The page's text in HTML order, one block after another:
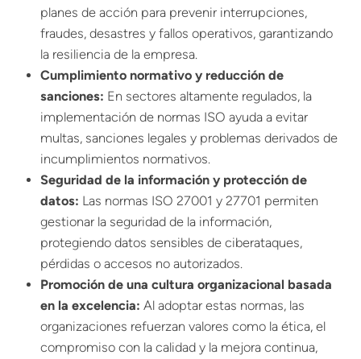
planes de acción para prevenir interrupciones,
fraudes, desastres y fallos operativos, garantizando
la resiliencia de la empresa.
Cumplimiento normativo y reducción de
sanciones: En sectores altamente regulados, la
implementación de normas ISO ayuda a evitar
multas, sanciones legales y problemas derivados de
incumplimientos normativos.
Seguridad de la información y protección de
datos: Las normas ISO 27001 y 27701 permiten
gestionar la seguridad de la información,
protegiendo datos sensibles de ciberataques,
pérdidas o accesos no autorizados.
Promoción de una cultura organizacional basada
en la excelencia: Al adoptar estas normas, las
organizaciones refuerzan valores como la ética, el
compromiso con la calidad y la mejora continua,